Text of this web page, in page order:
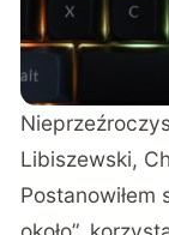
Libiszewski,